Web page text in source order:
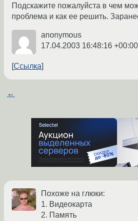
Подскажите пожалуйста в чем
проблема и как ее решить.
anonymous
17.04.2003 16:48:16 +00:00
Ссылка
←
Похоже на глюки:
1. Видеокарта
2. Память